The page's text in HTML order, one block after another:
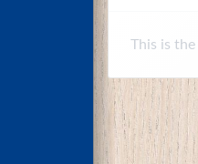
This is